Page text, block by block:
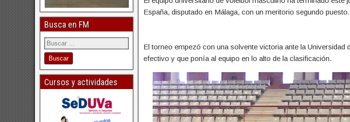
España, disputado en Málaga, con un meritorio segundo puesto.
El torneo empezó con una solvente victoria ante la Universidad
efectivo y que ponía al equipo en lo alto de la clasificación.
Busca en FM
Cursos y actividades